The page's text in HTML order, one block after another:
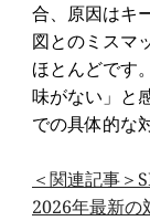
合、原因はキ
図とのミスマ
ほとんどです
味がない」と
での具体的な
＜関連記事＞
2026年最新の